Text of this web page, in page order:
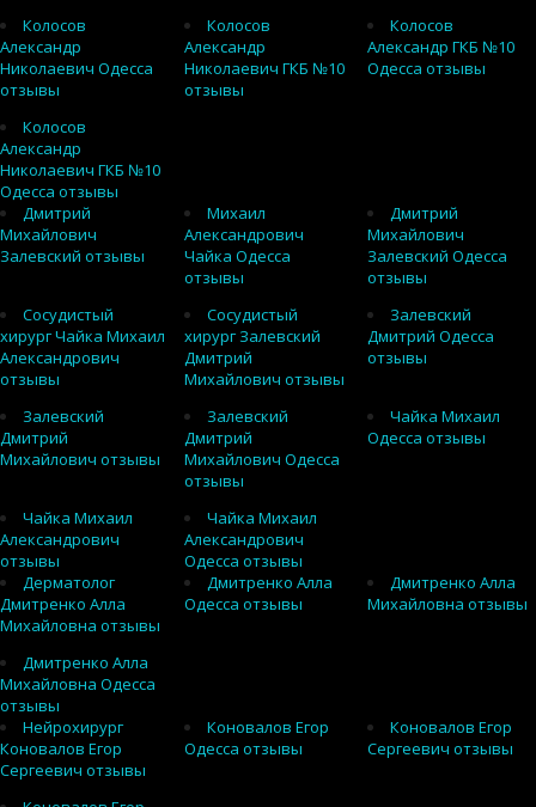
Колосов
Александр
Николаевич Одесса
отзывы
Колосов
Александр
Николаевич ГКБ №10
отзывы
Колосов
Александр ГКБ №10
Одесса отзывы
Колосов
Александр
Николаевич ГКБ №10
Одесса отзывы
Дмитрий
Михайлович
Залевский отзывы
Михаил
Александрович
Чайка Одесса
отзывы
Дмитрий
Михайлович
Залевский Одесса
отзывы
Сосудистый
хирург Чайка Михаил
Александрович
отзывы
Сосудистый
хирург Залевский
Дмитрий
Михайлович отзывы
Залевский
Дмитрий Одесса
отзывы
Залевский
Дмитрий
Михайлович отзывы
Залевский
Дмитрий
Михайлович Одесса
отзывы
Чайка Михаил
Одесса отзывы
Чайка Михаил
Александрович
отзывы
Чайка Михаил
Александрович
Одесса отзывы
Дерматолог
Дмитренко Алла
Михайловна отзывы
Дмитренко Алла
Одесса отзывы
Дмитренко Алла
Михайловна отзывы
Дмитренко Алла
Михайловна Одесса
отзывы
Нейрохирург
Коновалов Егор
Сергеевич отзывы
Коновалов Егор
Одесса отзывы
Коновалов Егор
Сергеевич отзывы